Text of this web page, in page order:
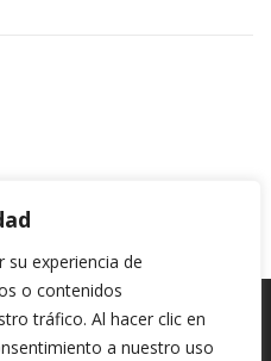
experiencia de
o contenidos
tráfico. Al hacer clic en
a nuestro uso